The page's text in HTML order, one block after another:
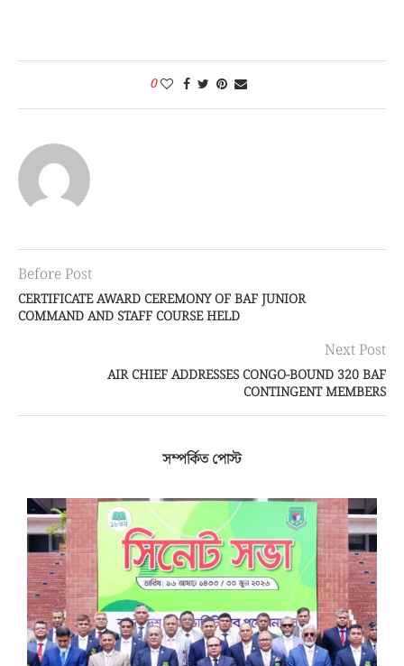
0
Before Post
CERTIFICATE AWARD CEREMONY OF BAF JUNIOR
COMMAND AND STAFF COURSE HELD
Next Post
AIR CHIEF ADDRESSES CONGO-BOUND 320 BAF
CONTINGENT MEMBERS
সম্পর্কিত পোস্ট